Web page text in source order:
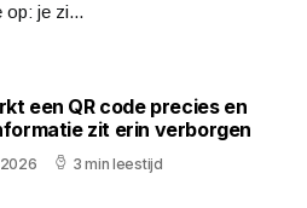
op: je zi...
een QR code precies en
zit erin verborgen
3 min leestijd